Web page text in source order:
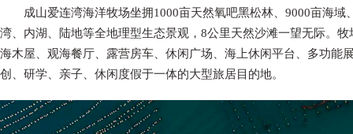
成山爱连湾海洋牧场坐拥1000亩天然氧吧黑松林、9000亩海
湾、内湖、陆地等全地理型生态景观，8公里天然沙滩一望无际。
海木屋、观海餐厅、露营房车、休闲广场、海上休闲平台、多功能
创、研学、亲子、休闲度假于一体的大型旅居目的地。